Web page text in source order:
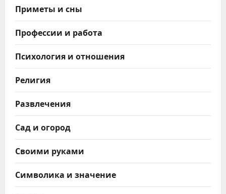
Приметы и сны
Профессии и работа
Психология и отношения
Религия
Развлечения
Сад и огород
Своими руками
Символика и значение